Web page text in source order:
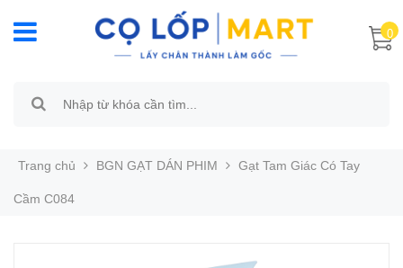
0
Trang chủ BGN GẠT DÁN PHIM Gạt Tam Giác Có Tay
Cầm C084